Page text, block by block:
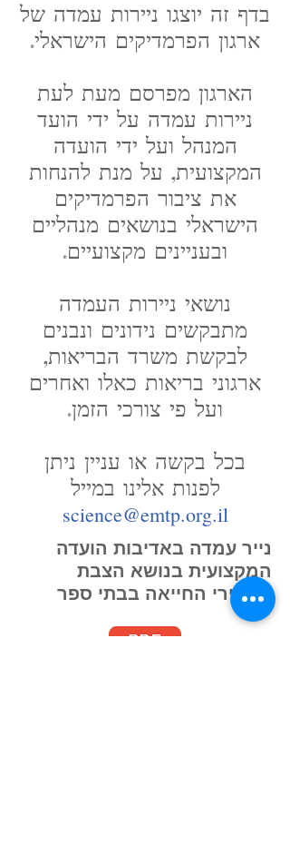
בדף זה יוצגו ניירות עמדה של
ארגון הפרמדיקים הישראלי.
הארגון מפרסם מעת לעת
ניירות עמדה על ידי הועד
המנהל ועל ידי הועדה
המקצועית, על מנת להנחות
את ציבור הפרמדיקים
הישראלי בנושאים מנהליים
ובעניינים מקצועיים.
נושאי ניירות העמדה
מתבקשים נידונים ונבנים
לבקשת משרד הבריאות,
ארגוני בריאות כאלו ואחרים
ועל פי צורכי הזמן.
בכל בקשה או עניין ניתן
לפנות אלינו במייל
science@emtp.org.il
נייר עמדה באדיבות הועדה
המקצועית בנושא הצבת
מכשירי החייאה בבתי ספר